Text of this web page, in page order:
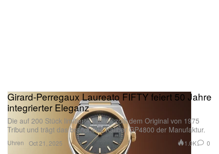
Uhren
Girard-Perregaux Laureato FIFTY feiert 50 Jahre
integrierter Eleganz
Die auf 200 Stück limitierte Edition zollt dem Original von 1975
Tribut und trägt das brandneue Kaliber GP4800 der Manufaktur.
Oct 21, 2025 1.0K 0